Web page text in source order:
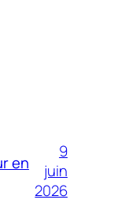
en
9
juin
2026